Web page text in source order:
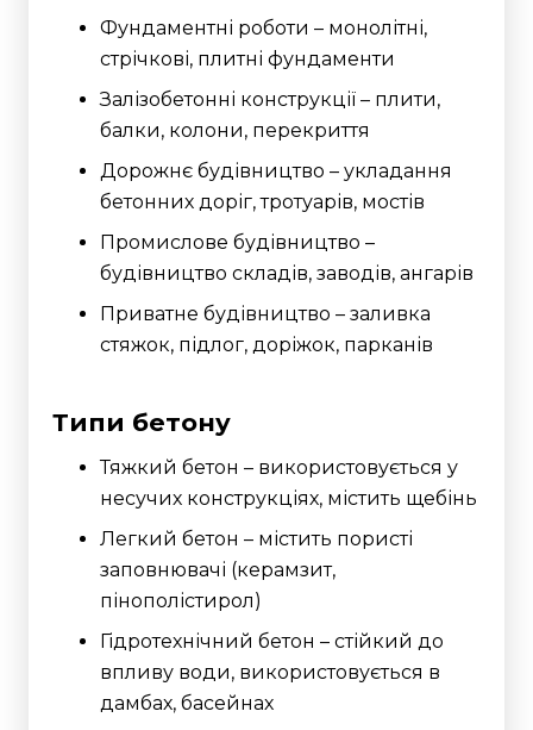
Фундаментні роботи – монолітні,
стрічкові, плитні фундаменти
Залізобетонні конструкції – плити,
балки, колони, перекриття
Дорожнє будівництво – укладання
бетонних доріг, тротуарів, мостів
Промислове будівництво –
будівництво складів, заводів, ангарів
Приватне будівництво – заливка
стяжок, підлог, доріжок, парканів
Типи бетону
Тяжкий бетон – використовується у
несучих конструкціях, містить щебінь
Легкий бетон – містить пористі
заповнювачі (керамзит,
пінополістирол)
Гідротехнічний бетон – стійкий до
впливу води, використовується в
дамбах, басейнах